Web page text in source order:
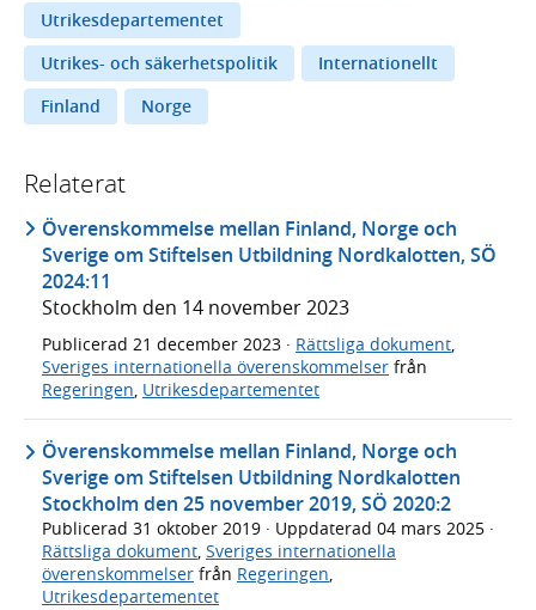
Utrikesdepartementet
Utrikes- och säkerhetspolitik
Internationellt
Finland
Norge
Relaterat
Överenskommelse mellan Finland, Norge och
Sverige om Stiftelsen Utbildning Nordkalotten, SÖ
2024:11
Stockholm den 14 november 2023
Publicerad 21 december 2023 · Rättsliga dokument
Sveriges internationella överenskommelser från
Regeringen Utrikesdepartementet
Överenskommelse mellan Finland, Norge och
Sverige om Stiftelsen Utbildning Nordkalotten
Stockholm den 25 november 2019, SÖ 2020:2
Publicerad 31 oktober 2019 · Uppdaterad 04 mars 2025 ·
Rättsliga dokument, Sveriges internationella
överenskommelser från Regeringen,
Utrikesdepartementet